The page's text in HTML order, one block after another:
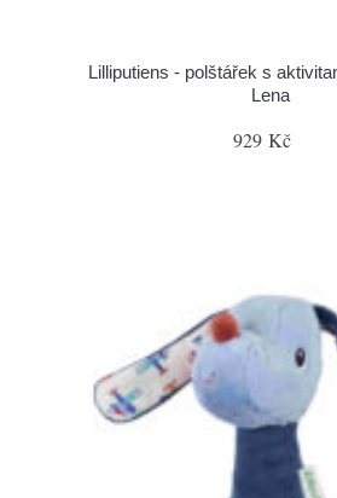
Lilliputiens - polštářek s
Lena
929 Kč